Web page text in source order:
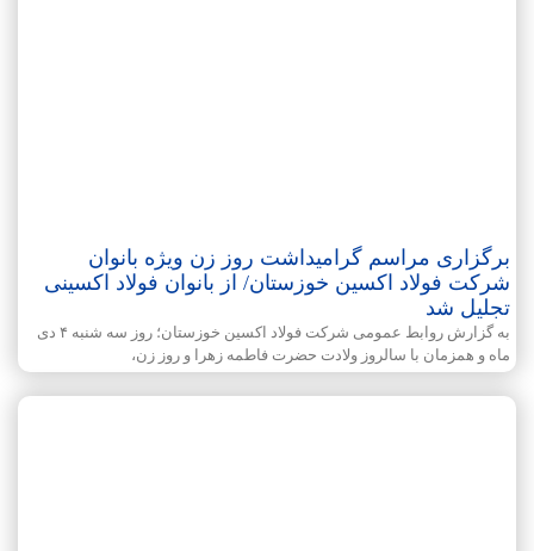
برگزاری مراسم گرامیداشت روز زن ویژه بانوان
شرکت فولاد اکسین خوزستان/ از بانوان فولاد اکسینی
تجلیل شد
به گزارش روابط عمومی شرکت فولاد اکسین خوزستان؛ روز سه شنبه ۴ دی
ماه و همزمان با سالروز ولادت حضرت فاطمه زهرا و روز زن،